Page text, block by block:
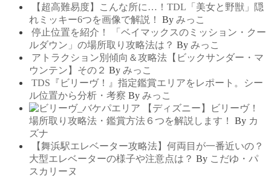
【超高難易度】こんな所に…！TDL「美女と野獣」隠
れミッキー6つを画像で解説！
By みっこ
停止位置を紹介！ 「ベイマックスのミッション・クー
ルダウン」の場所取り攻略法は？ By みっこ
アトラクション別傾向＆攻略法【ビックサンダー・マ
ウンテン】その２ By みっこ
TDS『ビリーヴ！』指定鑑賞エリアをレポート。シー
ル位置から分析・考察 By みっこ
【ディズニー】ビリーヴ！
場所取り攻略法・鑑賞方法６つを解説します！
By カ
ズナ
【舞浜駅エレベーター攻略法】何両目が一番近いの？
大型エレベーターの様子や注意点は？ By こだゆ・パ
スカリーヌ